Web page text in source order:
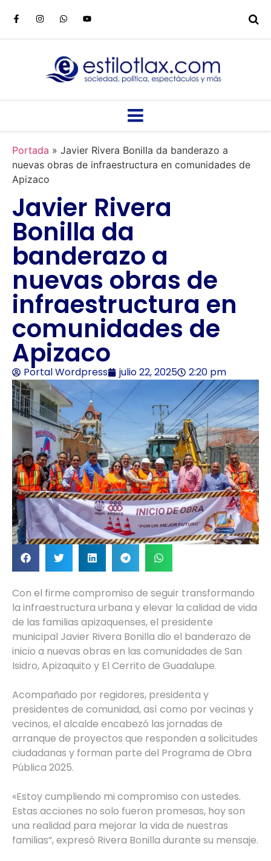
Portada » Javier Rivera Bonilla da banderazo a
nuevas obras de infraestructura en comunidades de
Apizaco
Javier Rivera
Bonilla da
banderazo a
nuevas obras de
infraestructura en
comunidades de
Apizaco
Portal Wordpress julio 22, 2025 2:20 pm
Con el firme compromiso de seguir transformando
la infraestructura urbana y elevar la calidad de vida
de las familias apizaquenses, el presidente
municipal Javier Rivera Bonilla dio el banderazo de
inicio a nuevas obras en las comunidades de San
Isidro, Apizaquito y El Cerrito de Guadalupe.
Acompañado por regidores, presidenta y
presidentes de comunidad, así como por vecinas y
vecinos, el alcalde encabezó las jornadas de
arranque de proyectos que responden a solicitudes
ciudadanas y forman parte del Programa de Obra
Pública 2025.
«Estoy cumpliendo mi compromiso con ustedes.
Estas acciones no solo fueron promesas, hoy son
una realidad para mejorar la vida de nuestras
familias”, expresó Rivera Bonilla durante su mensaje.